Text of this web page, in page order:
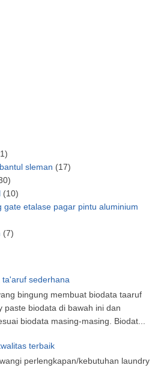
sleman (17)
(10)
gate etalase pagar pintu aluminium
(7)
sederhana
bingung membuat biodata taaruf
paste biodata di bawah ini dan
biodata masing-masing. Biodat...
terbaik
perlengkapan/kebutuhan laundry